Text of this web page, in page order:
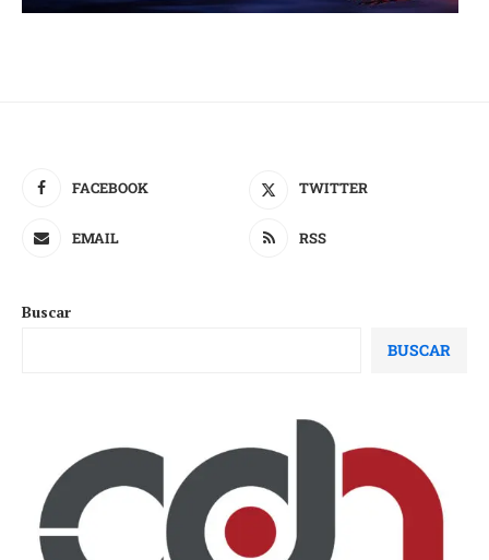
FACEBOOK TWITTER
EMAIL RSS
Buscar
BUSCAR